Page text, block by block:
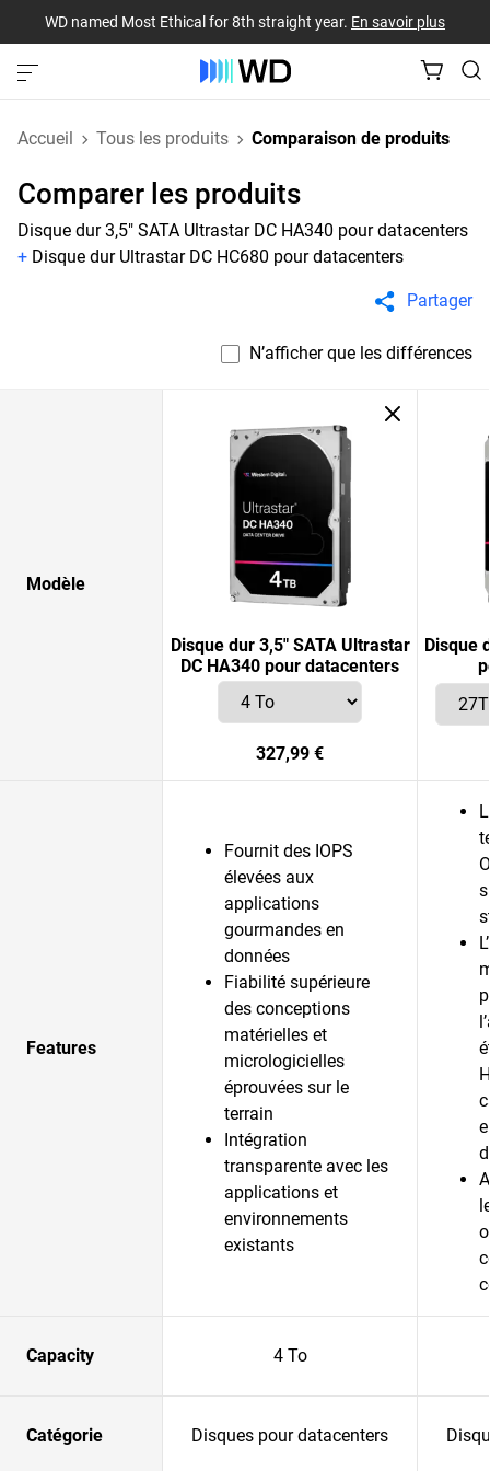
WD named Most Ethical for 8th straight year. En savoir plus
Accueil Tous les produits Comparaison de produits
Comparer les produits
Disque dur 3,5" SATA Ultrastar DC HA340 pour datacenters
+ Disque dur Ultrastar DC HC680 pour datacenters
Partager
N’afficher que les différences
Modèle
Disque dur 3,5" SATA Ultrastar
DC HA340 pour datacenters
327,99 €
Disque
Features
Fournit des IOPS
élevées aux
applications
gourmandes en
données
Fiabilité supérieure
des conceptions
matérielles et
micrologicielles
éprouvées sur le
terrain
Intégration
transparente avec les
applications et
environnements
existants
Capacity 4 To
Catégorie Disques pour datacenters